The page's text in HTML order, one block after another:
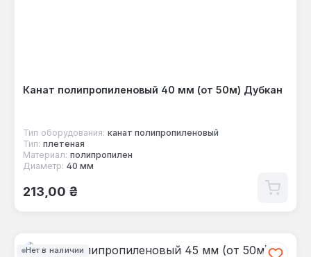
Канат полипропиленовый 40 мм (от 50м) Дубкан
Тип оборудования: канат полипропиленовый
Тип: плетеная
Материал: полипропилен
Диаметр: 40 мм
Обычная цена:
213,00 ₴
Нет в наличии